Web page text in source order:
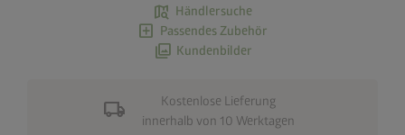
map_search Händlersuche
add_box Passendes Zubehör
photo_library Kundenbilder
local_shipping
Kostenlose Lieferung
innerhalb von 10 Werktagen